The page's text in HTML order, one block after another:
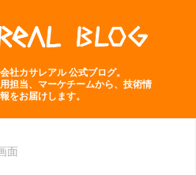
社カサレアル 公式ブログ。
担当、マーケチームから、技術情
をお届けします。
面